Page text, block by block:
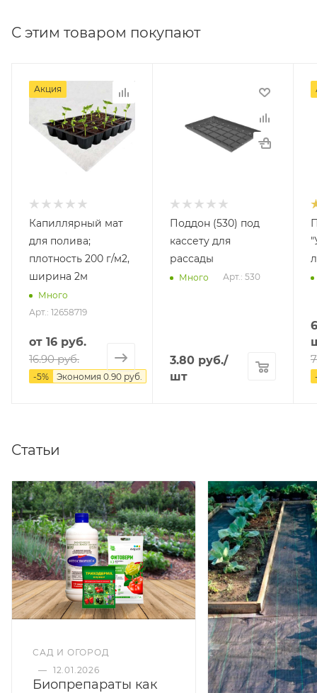
С этим товаром покупают
Акция
Капиллярный мат
для полива;
плотность 200 г/м2,
ширина 2м
Много
Арт.: 12658719
от 16 руб.
16.90 руб.
-5% Экономия 0.90 руб.
Поддон (530) под
кассету для
рассады
Много Арт.: 530
3.80 руб./
шт
л
Статьи
САД И ОГОРОД
— 12.01.2026
Биопрепараты как